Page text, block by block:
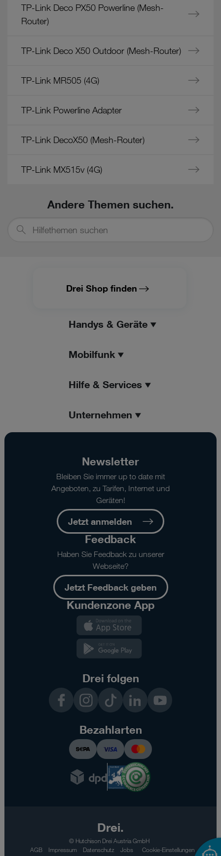
Bereich
"TP-
TP-Link Deco PX50 Powerline (Mesh-
Router)
TP-Link Deco X50 Outdoor (Mesh-Router)
TP-Link MR505 (4G)
TP-Link Powerline Adapter
TP-Link DecoX50 (Mesh-Router)
TP-Link MX515v (4G)
Andere Themen suchen.
suchen
Drei Shop finden
Handys & Geräte
Mobilfunk
Hilfe & Services
Unternehmen
Newsletter
Bleiben Sie immer up to date mit
Angeboten, zu Tarifen, Internet und
Geräten!
Jetzt anmelden
Feedback
Haben Sie Feedback zu unserer
Webseite?
Jetzt Feedback geben
Kundenzone App
Drei folgen
InstagramTikTok LinkedInYouTube
Bezahlarten
Drei.
© Hutchison Drei Austria GmbH
AGB
Impressum Datenschutz Jobs Cookie-Einstellungen
Datenschutzniveau wie in der Europäischen Union aufweisen
(z.B. Data Privacy Framework), werden wie europäische
Unternehmen behandelt.
Wenn Sie „Nur notwendige Cookies“ wählen, dann sind für
Sie nur jene Cookies im Einsatz, die zur Funktion dieser